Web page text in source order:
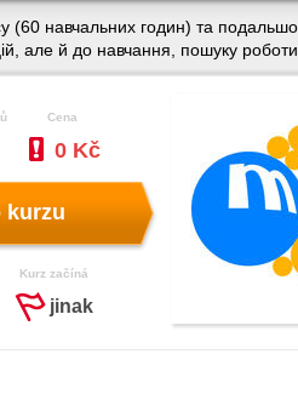
(60 навчальних годин) та
але й до навчання, пошуку
Cena
0 Kč
kurzu
Kurz začíná
jinak